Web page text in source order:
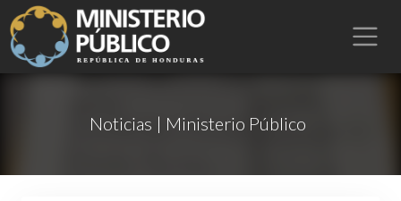
Noticias | Ministerio Público